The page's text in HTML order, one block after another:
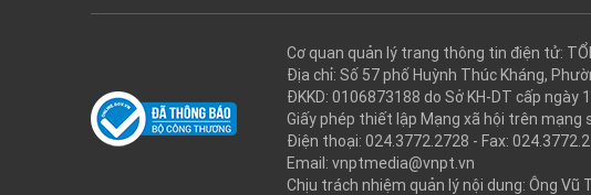
Cơ quan quản lý trang thông tin điện tử:
Địa chỉ: Số 57 phố Huỳnh Thúc Kháng,
ĐKKD: 0106873188 do Sở KH-DT cấp ngày
Giấy phép thiết lập Mạng xã hội trên
Điện thoại: 024.3772.2728 - Fax:
Email: vnptmedia@vnpt.vn
Chịu trách nhiệm quản lý nội dung: Ông Vũ